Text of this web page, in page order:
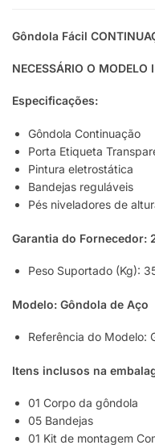
Gôndola Fácil
NECESSÁRIO O
Especificações:
Gôndola Continuação
Porta Etiqueta
Pintura eletrostática
Bandejas reguláveis
Pés niveladores de
Garantia do Fornecedor:
Peso Suportado (Kg):
Modelo: Gôndola de Aço
Referência do Modelo:
Itens inclusos na
01 Corpo da gôndola
05 Bandejas
01 Kit de montagem